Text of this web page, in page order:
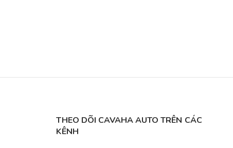
THEO DÕI CAVAHA AUTO TRÊN CÁC
KÊNH